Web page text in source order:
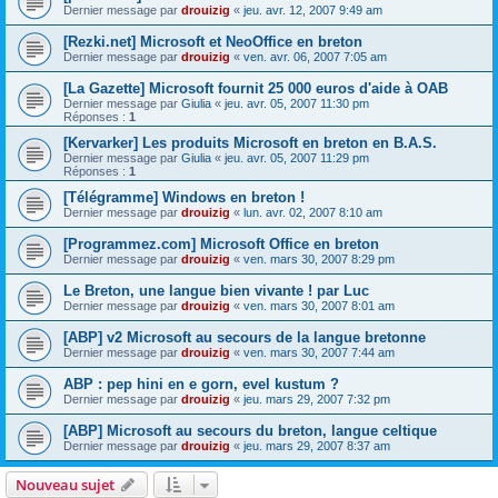
Dernier message par drouizig « jeu. avr. 12, 2007 9:49 am
[Rezki.net] Microsoft et NeoOffice en breton
Dernier message par drouizig « ven. avr. 06, 2007 7:05 am
[La Gazette] Microsoft fournit 25 000 euros d'aide à OAB
Dernier message par Giulia « jeu. avr. 05, 2007 11:30 pm
Réponses : 1
[Kervarker] Les produits Microsoft en breton en B.A.S.
Dernier message par Giulia « jeu. avr. 05, 2007 11:29 pm
Réponses : 1
[Télégramme] Windows en breton !
Dernier message par drouizig « lun. avr. 02, 2007 8:10 am
[Programmez.com] Microsoft Office en breton
Dernier message par drouizig « ven. mars 30, 2007 8:29 pm
Le Breton, une langue bien vivante ! par Luc
Dernier message par drouizig « ven. mars 30, 2007 8:01 am
[ABP] v2 Microsoft au secours de la langue bretonne
Dernier message par drouizig « ven. mars 30, 2007 7:44 am
ABP : pep hini en e gorn, evel kustum ?
Dernier message par drouizig « jeu. mars 29, 2007 7:32 pm
[ABP] Microsoft au secours du breton, langue celtique
Dernier message par drouizig « jeu. mars 29, 2007 8:37 am
Nouveau sujet